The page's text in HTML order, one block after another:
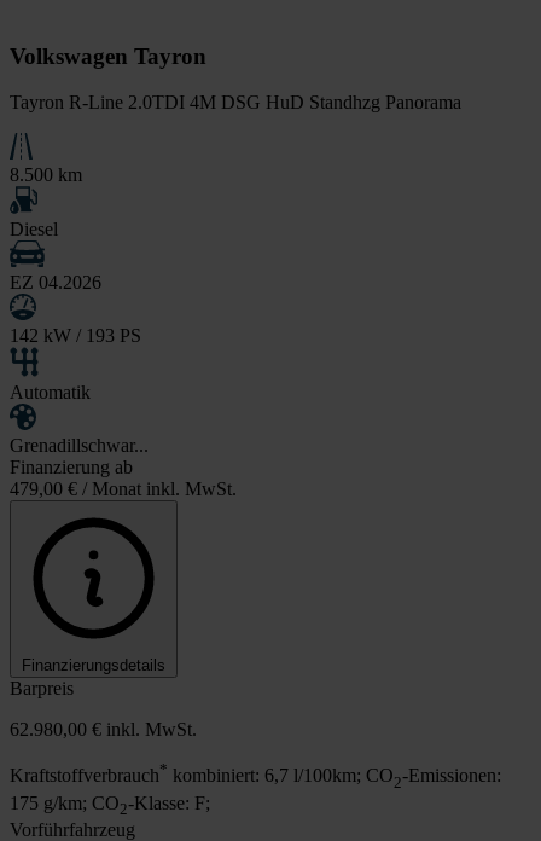
Volkswagen Tayron
Tayron R-Line 2.0TDI 4M DSG HuD Standhzg Panorama
8.500 km
Diesel
EZ 04.2026
142 kW / 193 PS
Automatik
Grenadillschwar...
Finanzierung ab
479,00 € / Monat inkl. MwSt.
Finanzierungsdetails
Barpreis
62.980,00 € inkl. MwSt.
Kraftstoffverbrauch* kombiniert: 6,7 l/100km; CO2-Emissionen:
175 g/km; CO2-Klasse: F;
Vorführfahrzeug